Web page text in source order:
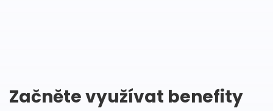
Začněte využívat benefity